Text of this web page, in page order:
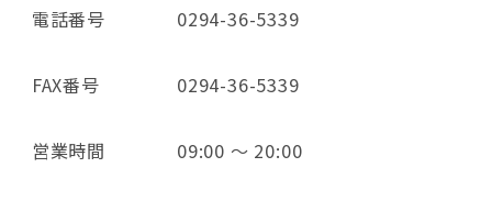
電話番号 0294-36-5339
FAX番号 0294-36-5339
営業時間 09:00 ～ 20:00